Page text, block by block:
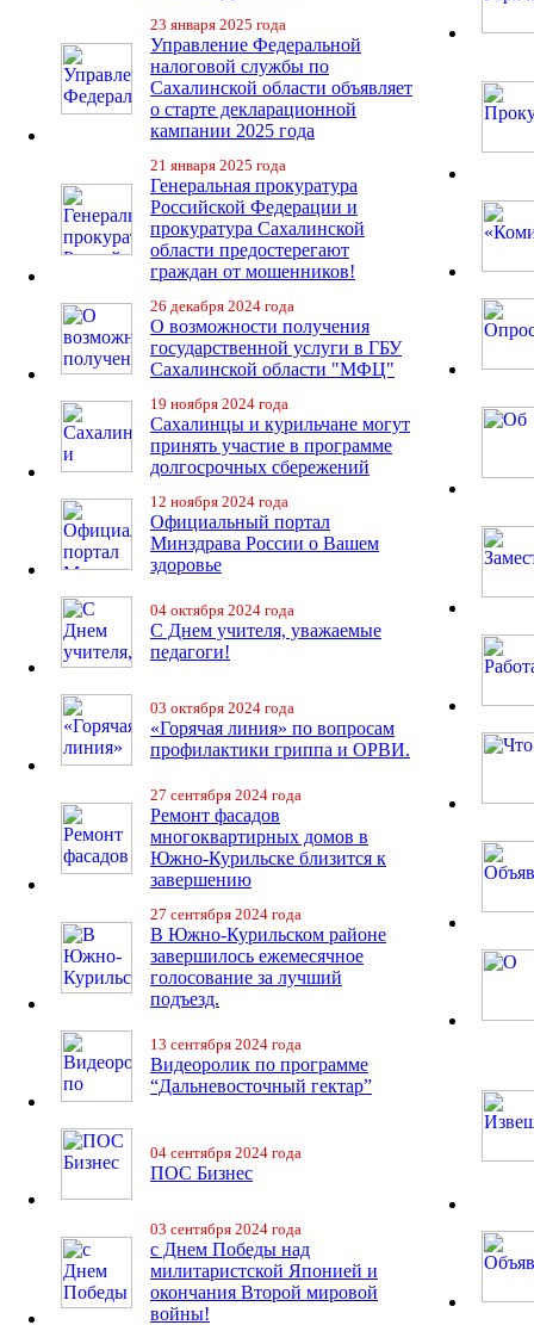
23 января 2025 года
Управление Федеральной
налоговой службы по
Сахалинской области объявляет
о старте декларационной
кампании 2025 года
21 января 2025 года
Генеральная прокуратура
Российской Федерации и
прокуратура Сахалинской
области предостерегают
граждан от мошенников!
26 декабря 2024 года
О возможности получения
государственной услуги в ГБУ
Сахалинской области "МФЦ"
19 ноября 2024 года
Сахалинцы и курильчане могут
принять участие в программе
долгосрочных сбережений
12 ноября 2024 года
Официальный портал
Минздрава России о Вашем
здоровье
04 октября 2024 года
С Днем учителя, уважаемые
педагоги!
03 октября 2024 года
«Горячая линия» по вопросам
профилактики гриппа и ОРВИ.
27 сентября 2024 года
Ремонт фасадов
многоквартирных домов в
Южно-Курильске близится к
завершению
27 сентября 2024 года
В Южно-Курильском районе
завершилось ежемесячное
голосование за лучший
подъезд.
13 сентября 2024 года
Видеоролик по программе
“Дальневосточный гектар”
04 сентября 2024 года
ПОС Бизнес
03 сентября 2024 года
с Днем Победы над
милитаристской Японией и
окончания Второй мировой
войны!